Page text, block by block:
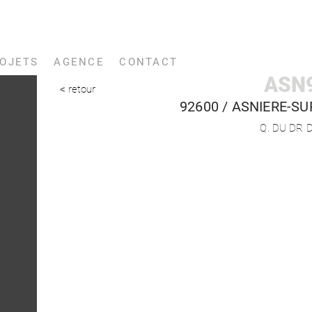
AGENCE CONTACT
< retour
92600 / ASNIERE-
Q. DU DR